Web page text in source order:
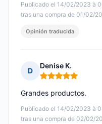
Publicado el 14/02/2023 à
tras una compra de 01/02/
Opinión traducida
D
Denise K.
Nota: 5 de 5
Publicado el 14/02/2023 à
tras una compra de 02/02/
Grandes productos.